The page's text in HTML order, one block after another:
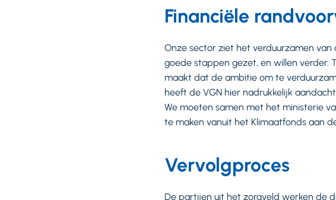
Financiële
Onze sector ziet het verduurzamen van
goede stappen gezet, en willen verder.
maakt dat de ambitie om te
heeft de VGN hier nadrukkelijk
We moeten samen met het ministerie
te maken vanuit het Klimaatfonds aan
Vervolgproces
De partijen uit het zorgveld werken de